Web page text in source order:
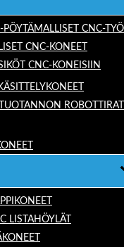
CNC-
CNC-KONEET
CNC-KONEISIIN
LISTAHÖYLÄT